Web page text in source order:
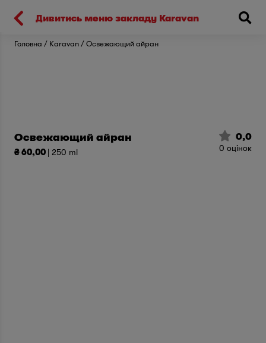
Киев
Головна Karavan Освежающий айран
Дивитись меню закладу Karavan
Освежающий айран
₴ 60,00 | 250 ml
0,0
0 оцінок